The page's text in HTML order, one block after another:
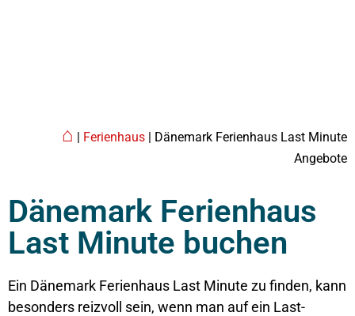
⌂ Ferienhaus | Dänemark Ferienhaus Last Minute
Angebote
Dänemark Ferienhaus
Last Minute buchen
Ein Dänemark Ferienhaus Last Minute zu finden, kann
besonders reizvoll sein, wenn man auf ein Last-